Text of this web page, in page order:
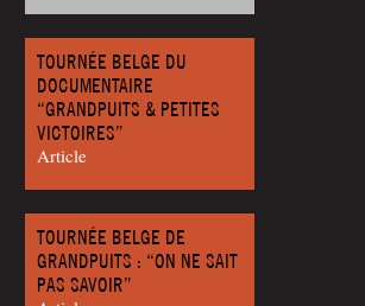
TOURNÉE BELGE DU
DOCUMENTAIRE
“GRANDPUITS & PETITES
VICTOIRES”
Article
TOURNÉE BELGE DE
GRANDPUITS : “ON NE SAIT
PAS SAVOIR”